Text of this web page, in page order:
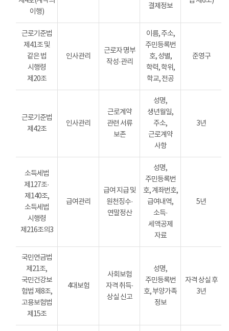
이행)
결제정보
근로기준법
제41조 및
같은 법
시행령
제20조
인사관리
근로자 명부
작성·관리
이름, 주소,
주민등록번
호, 성별,
학력, 학위,
학교, 전공
준영구
근로기준법
제42조
인사관리
근로계약
관련 서류
보존
성명,
생년월일,
주소,
근로계약
사항
3년
소득세법
제127조·
제140조,
소득세법
시행령
제216조의3
급여관리
급여 지급 및
원천징수·
연말정산
성명,
주민등록번
호, 계좌번호,
급여내역,
소득·
세액공제
자료
5년
국민연금법
제21조,
국민건강보
험법 제8조,
고용보험법
제15조
4대보험
사회보험
자격 취득·
상실 신고
성명,
주민등록번
호, 부양가족
정보
자격 상실 후
3년